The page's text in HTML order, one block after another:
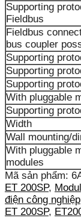
Supporting
Fieldbus
Fieldbus
bus coupler
Supporting
Supporting
Supporting
With pluggable
Supporting
Width
Wall mounting/
With pluggable
modules
Mã sản phẩm:
ET 200SP,
điện công nghiệp
ET 200SP,